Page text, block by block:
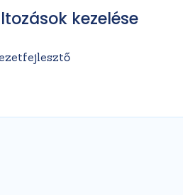
kezelése